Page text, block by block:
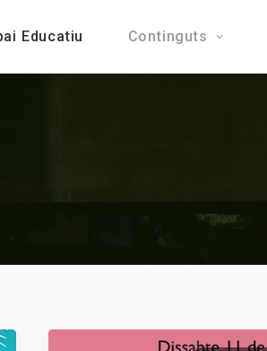
Educatiu Continguts